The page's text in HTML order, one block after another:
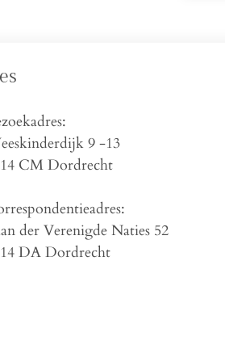
9 -13
CM Dordrecht
der Verenigde Naties 52
DA Dordrecht